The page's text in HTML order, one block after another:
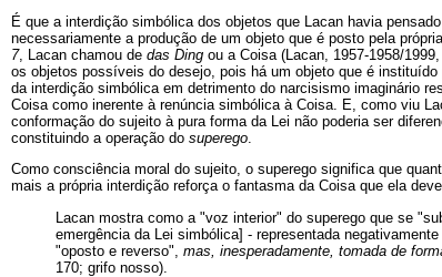
É que a interdição simbólica dos objetos que Lacan havia
necessariamente a produção de um objeto que é posto pela
7, Lacan chamou de das Ding ou a Coisa (Lacan, 1957-1958/
os objetos possíveis do desejo, pois há um objeto que é
da interdição simbólica em detrimento do narcisismo imaginário
Coisa como inerente à renúncia simbólica à Coisa. E, como viu
conformação do sujeito à pura forma da Lei não poderia ser
constituindo a operação do superego.
Como consciência moral do sujeito, o superego significa que
mais a própria interdição reforça o fantasma da Coisa que ela
Lacan mostra como a "voz interior" do superego que se
emergência da Lei simbólica] - representada
"oposto e reverso", mas, inesperadamente, tomada de
170; grifo nosso).